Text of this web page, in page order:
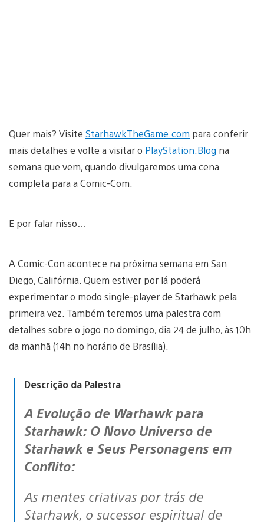
Quer mais? Visite StarhawkTheGame.com para conferir
mais detalhes e volte a visitar o PlayStation.Blog na
semana que vem, quando divulgaremos uma cena
completa para a Comic-Com.
E por falar nisso…
A Comic-Con acontece na próxima semana em San
Diego, Califórnia. Quem estiver por lá poderá
experimentar o modo single-player de Starhawk pela
primeira vez. Também teremos uma palestra com
detalhes sobre o jogo no domingo, dia 24 de julho, às 10h
da manhã (14h no horário de Brasília).
Descrição da Palestra
A Evolução de Warhawk para
Starhawk: O Novo Universo de
Starhawk e Seus Personagens em
Conflito:
As mentes criativas por trás de
Starhawk, o sucessor espiritual de